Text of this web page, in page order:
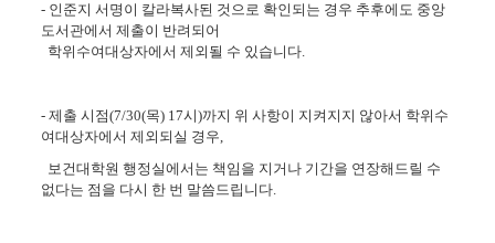
- 인준지 서명이 칼라복사된 것으로 확인되는 경우 추후에도 중앙
도서관에서 제출이 반려되어
학위수여대상자에서 제외될 수 있습니다.
- 제출 시점(7/30(목) 17시)까지 위 사항이 지켜지지 않아서 학위수
여대상자에서 제외되실 경우,
보건대학원 행정실에서는 책임을 지거나 기간을 연장해드릴 수
없다는 점을 다시 한 번 말씀드립니다.